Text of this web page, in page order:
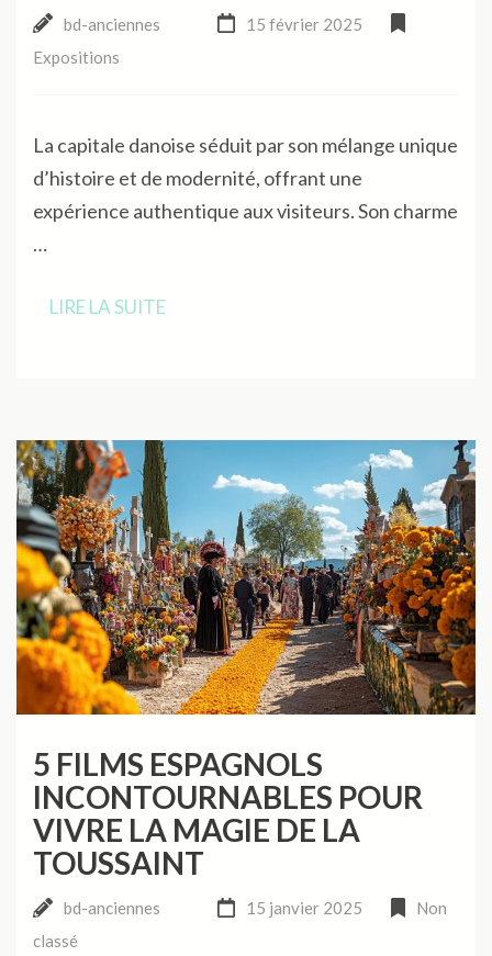
bd-anciennes
15 février 2025
Expositions
La capitale danoise séduit par son mélange unique
d’histoire et de modernité, offrant une
expérience authentique aux visiteurs. Son charme
…
LIRE LA SUITE
5 FILMS ESPAGNOLS
INCONTOURNABLES POUR
VIVRE LA MAGIE DE LA
TOUSSAINT
bd-anciennes 15 janvier 2025
Non
classé